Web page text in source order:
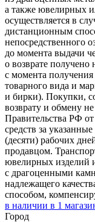
а также ювелирных
осуществляется в
дистанционным
непосредственного
до момента выдачи
о возврате
с момента
товарного вида и
и бирки). Покупки,
возврату и обмену
Правительства РФ
средств за
(десяти) рабочих
продавцом.
ювелирных изделий
с драгоценными
надлежащего
способом,
в наличии в 1
Город